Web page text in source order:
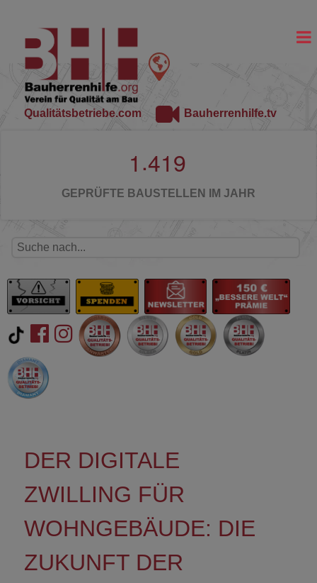
Qualitätsbetriebe.com Bauherrenhilfe.tv
1 .419
GEPRÜFTE BAUSTELLEN IM JAHR
DER DIGITALE
ZWILLING FÜR
WOHNGEBÄUDE: DIE
ZUKUNFT DER